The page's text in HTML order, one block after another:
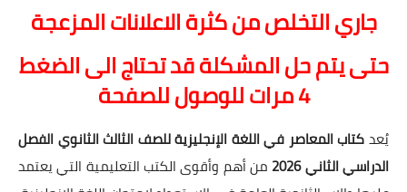
جاري التخلص من كثرة الاعلانات المزعجة
حتى يتمحل المشكلة قد تحتاج الى الضغط
4 مرات للوصول للصف حة
يُعدكتاب المعاصر في اللغة الإنجليزية للصف الثالث الثانوي الفصل
الدراسي الثاني 2026
من أهم وأقوى الكتب التعليمية التي يعتمد